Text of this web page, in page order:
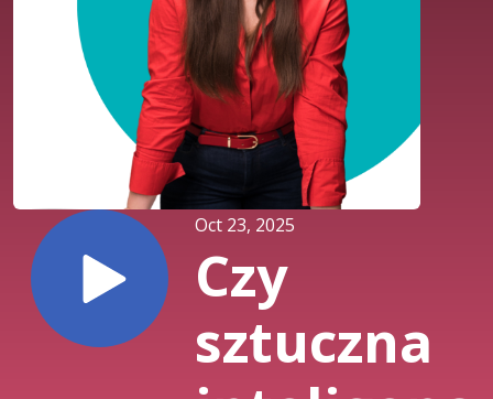
Oct 23, 2025
Czy
sztuczna